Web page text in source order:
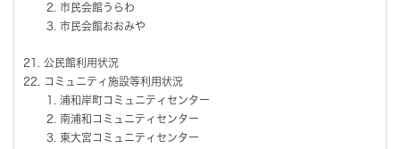
市民会館うらわ
市民会館おおみや
公民館利用状況
コミュニティ施設等利用状況
浦和岸町コミュニティセンター
南浦和コミュニティセンター
東大宮コミュニティセンター